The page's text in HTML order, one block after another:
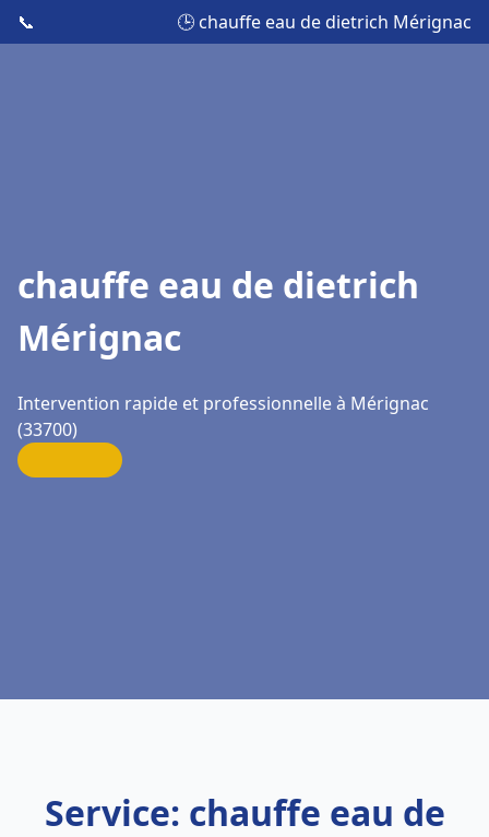
📞 🕒 chauffe eau de dietrich Mérignac
chauffe eau de dietrich
Mérignac
Intervention rapide et professionnelle à Mérignac
(33700)
Service: chauffe eau de